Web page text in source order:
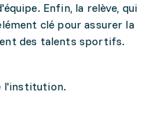
Enfin, la relève, qui
clé pour assurer la
des talents sportifs.
l'institution.